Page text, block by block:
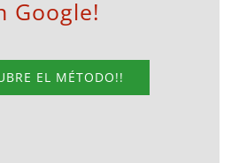
Google!
EL MÉTODO!!